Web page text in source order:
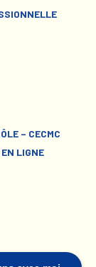
– CECMC
LIGNE